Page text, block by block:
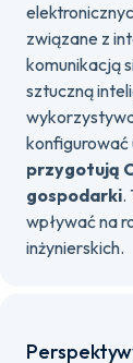
związane z
komunikacją
sztuczną
konfigurować
przygotują
gospodarki.
wpływać na
inżynierskich.